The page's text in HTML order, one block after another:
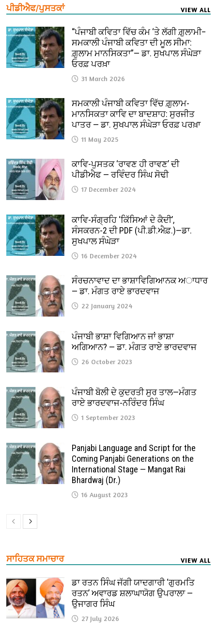
ਪੀਡੀਐਫ/ਪੁਸਤਕਾਂ VIEW ALL
“ਪੰਜਾਬੀ ਕਵਿਤਾ ਵਿੱਚ ਕੰਮ ‘ਤੇ ਲੱਗੀ ਗ਼ੁਲਾਮੀ–
ਸਮਕਾਲੀ ਪੰਜਾਬੀ ਕਵਿਤਾ ਦੀ ਮੂਲ ਸੀਮਾ:
ਗ਼ੁਲਾਮ ਮਾਨਸਿਕਤਾ”— ਡਾ. ਸੁਖਪਾਲ ਸੰਘੇੜਾ
ਓਰਫ਼ ਪਰਖ਼ਾ
31 March 2026
ਸਮਕਾਲੀ ਪੰਜਾਬੀ ਕਵਿਤਾ ਵਿੱਚ ਗ਼ੁਲਾਮ-
ਮਾਨਸਿਕਤਾ ਕਾਵਿ ਦਾ ਬਾਦਸ਼ਾਹ: ਸੁਰਜੀਤ
ਪਾਤਰ — ਡਾ. ਸੁਖਪਾਲ ਸੰਘੇੜਾ ਓਰਫ਼ ਪਰਖ਼ਾ
11 May 2025
ਕਾਵਿ-ਪੁਸਤਕ ‘ਰਾਵਣ ਹੀ ਰਾਵਣ’ ਦੀ
ਪੀਡੀਐਫ — ਰਵਿੰਦਰ ਸਿੰਘ ਸੋਢੀ
17 December 2024
ਕਾਵਿ-ਸੰਗ੍ਰਹਿ ‘ਕਿੱਸਿਆਂ ਦੇ ਕੈਦੀ’,
ਸੰਸਕਰਨ-2 ਦੀ PDF (ਪੀ.ਡੀ.ਐਫ਼.)—ਡਾ.
ਸੁਖਪਾਲ ਸੰਘੇੜਾ
16 December 2024
ਸੰਰਚਨਾਵਾਦ ਦਾ ਭਾਸ਼ਾਵਿਗਿਆਨਕ ਅਾਧਾਰ
— ਡਾ. ਮੰਗਤ ਰਾਏ ਭਾਰਦਵਾਜ
22 January 2024
ਪੰਜਾਬੀ ਭਾਸ਼ਾ ਵਿਗਿਆਨ ਜਾਂ ਭਾਸ਼ਾ
ਅਗਿਆਨ? — ਡਾ. ਮੰਗਤ ਰਾਏ ਭਾਰਦਵਾਜ
26 October 2023
ਪੰਜਾਬੀ ਬੋਲੀ ਦੇ ਕੁਦਰਤੀ ਸੁਰ ਤਾਲ—ਮੰਗਤ
ਰਾਏ ਭਾਰਦਵਾਜ-ਨਰਿੰਦਰ ਸਿੰਘ
1 September 2023
Panjabi Language and Script for the
Coming Panjabi Generations on the
International Stage — Mangat Rai
Bhardwaj (Dr.)
16 August 2023
ਸਾਹਿਤਕ ਸਮਾਚਾਰ VIEW ALL
ਡਾ ਰਤਨ ਸਿੰਘ ਜੱਗੀ ਯਾਦਗਾਰੀ ‘ਗੁਰਮਤਿ
ਰਤਨ’ ਅਵਾਰਡ ਸ਼ਲਾਘਾਯੋਗ ਉਪਰਾਲਾ —
ਉਜਾਗਰ ਸਿੰਘ
27 July 2026